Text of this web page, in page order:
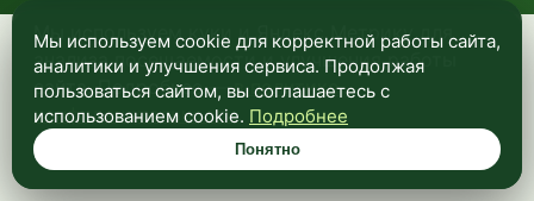
Мы используем куки и Яндекс Метрику для
анализа посещаемости и улучшения работы
сайта. Подробнее —в политике
конфиденциальности.
Понятно
Мы используем cookie для корректной работы сайта,
аналитики и улучшения сервиса. Продолжая
пользоваться сайтом, вы соглашаетесь с
использованием cookie. Подробнее
Понятно